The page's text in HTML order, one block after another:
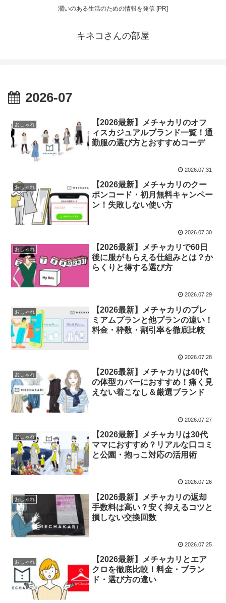
潤いのある生活のための情報を発信 [PR]
キネコさんの部屋
2026-07
おしゃれ
【2026最新】メチャカリのオフ
ィスカジュアルブランド一覧！通
勤服の選び方とおすすめコーデ
2026.07.31
おしゃれ
【2026最新】メチャカリのクー
ポンコード・初月無料キャンペー
ン！失敗しない使い方
2026.07.30
おしゃれ
【2026最新】メチャカリで60日
後に服がもらえる仕組みとは？か
らくりと得する選び方
2026.07.29
おしゃれ
【2026最新】メチャカリのプレ
ミアムプランと他プランの違い！
料金・枠数・割引率を徹底比較
2026.07.28
おしゃれ
【2026最新】メチャカリは40代
の体型カバーにおすすめ！痛く見
えない着こなし＆厳選ブランド
2026.07.27
おしゃれ
【2026最新】メチャカリは30代
ママにおすすめ？リアルな口コミ
と公園・抱っこ対応の活用術
2026.07.26
おしゃれ
【2026最新】メチャカリの返却
手数料は高い？安く抑えるコツと
損しない交換回数
2026.07.25
おしゃれ
【2026最新】メチャカリとエア
クロを徹底比較！料金・ブラン
ド・選び方の違い